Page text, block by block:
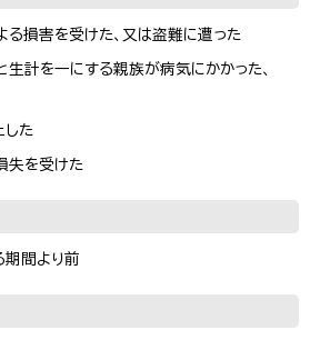
る損害を受けた、又は盗難に遭った
計を一にする親族が病気にかかった、
した
失を受けた
期間より前